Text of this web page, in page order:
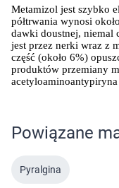
Metamizol jest szybko
półtrwania wynosi
dawki doustnej, niemal
jest przez nerki wraz z
część (około 6%)
produktów przemiany
Powiązane
Pyralgina